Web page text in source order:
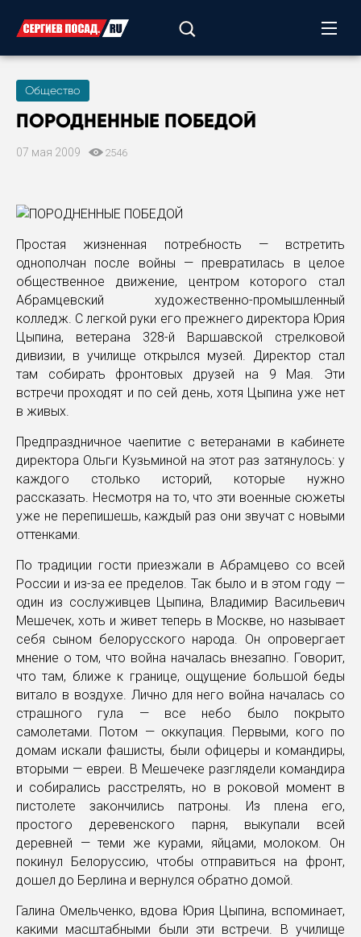
Общество
ПОРОДНЕННЫЕ ПОБЕДОЙ
07 мая 2009 2546
Простая жизненная потребность — встретить
однополчан после войны — превратилась в целое
общественное движение, центром которого стал
Абрамцевский художественно-промышленный
колледж. С легкой руки его прежнего директора Юрия
Цыпина, ветерана 328-й Варшавской стрелковой
дивизии, в училище открылся музей. Директор стал
там собирать фронтовых друзей на 9 Мая. Эти
встречи проходят и по сей день, хотя Цыпина уже нет
в живых.
Предпраздничное чаепитие с ветеранами в кабинете
директора Ольги Кузьминой на этот раз затянулось: у
каждого столько историй, которые нужно
рассказать. Несмотря на то, что эти военные сюжеты
уже не перепишешь, каждый раз они звучат с новыми
оттенками.
По традиции гости приезжали в Абрамцево со всей
России и из-за ее пределов. Так было и в этом году —
один из сослуживцев Цыпина, Владимир Васильевич
Мешечек, хоть и живет теперь в Москве, но называет
себя сыном белорусского народа. Он опровергает
мнение о том, что война началась внезапно. Говорит,
что там, ближе к границе, ощущение большой беды
витало в воздухе. Лично для него война началась со
страшного гула — все небо было покрыто
самолетами. Потом — оккупация. Первыми, кого по
домам искали фашисты, были офицеры и командиры,
вторыми — евреи. В Мешечеке разглядели командира
и собирались расстрелять, но в роковой момент в
пистолете закончились патроны. Из плена его,
простого деревенского парня, выкупали всей
деревней — теми же курами, яйцами, молоком. Он
покинул Белоруссию, чтобы отправиться на фронт,
дошел до Берлина и вернулся обратно домой.
Галина Омельченко, вдова Юрия Цыпина, вспоминает,
какими масштабными были эти встречи. В училище